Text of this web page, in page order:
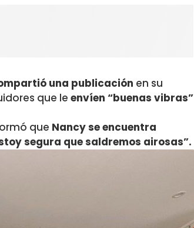
una publicación en su
que le envíen “buenas vibras”
que Nancy se encuentra
segura que saldremos airosas”.